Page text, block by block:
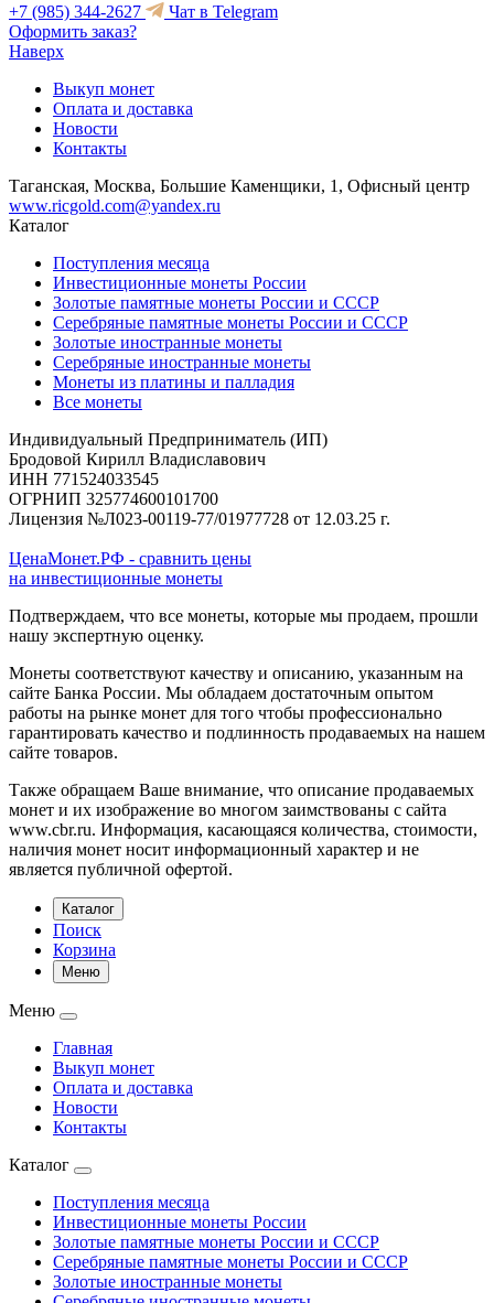
+7 (985) 344-2627
Чат в Telegram
Оформить заказ?
Наверх
Выкуп монет
Оплата и доставка
Новости
Контакты
Таганская, Москва, Большие Каменщики, 1, Офисный центр
www.ricgold.com@yandex.ru
Каталог
Поступления месяца
Инвестиционные монеты России
Золотые памятные монеты России и СССР
Серебряные памятные монеты России и СССР
Золотые иностранные монеты
Серебряные иностранные монеты
Монеты из платины и палладия
Все монеты
Индивидуальный Предприниматель (ИП)
Бродовой Кирилл Владиславович
ИНН 771524033545
ОГРНИП 325774600101700
Лицензия №Л023-00119-77/01977728 от 12.03.25 г.
ЦенаМонет.РФ - сравнить цены
на инвестиционные монеты
Подтверждаем, что все монеты, которые мы продаем, прошли
нашу экспертную оценку.
Монеты соответствуют качеству и описанию, указанным на
сайте Банка России. Мы обладаем достаточным опытом
работы на рынке монет для того чтобы профессионально
гарантировать качество и подлинность продаваемых на нашем
сайте товаров.
Также обращаем Ваше внимание, что описание продаваемых
монет и их изображение во многом заимствованы с сайта
www.cbr.ru. Информация, касающаяся количества, стоимости,
наличия монет носит информационный характер и не
является публичной офертой.
Каталог
Поиск
Корзина
Меню
Меню
Главная
Выкуп монет
Оплата и доставка
Новости
Контакты
Каталог
Поступления месяца
Инвестиционные монеты России
Золотые памятные монеты России и СССР
Серебряные памятные монеты России и СССР
Золотые иностранные монеты